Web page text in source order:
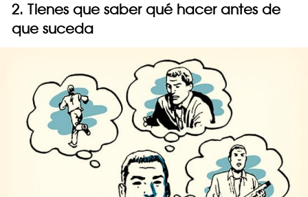
2. Tienes que saber qué hacer antes de
que suceda